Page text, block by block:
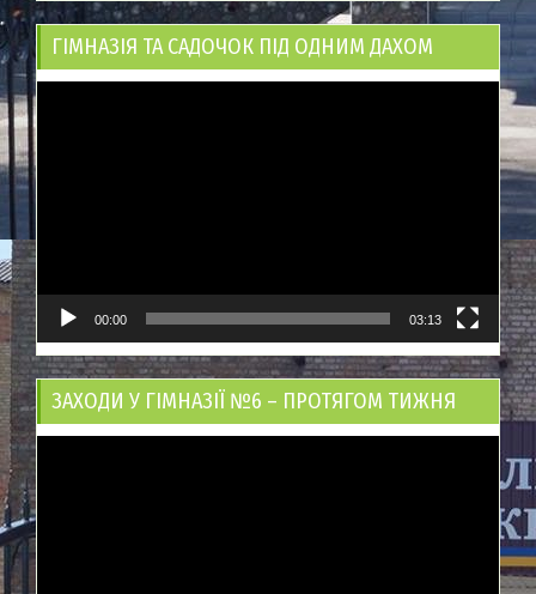
ГІМНАЗІЯ ТА САДОЧОК ПІД ОДНИМ ДАХОМ
00:00 03:13
ЗАХОДИ У ГІМНАЗІЇ №6 – ПРОТЯГОМ ТИЖНЯ